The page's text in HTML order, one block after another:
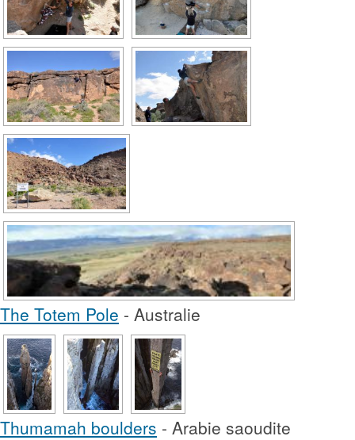
The Totem Pole - Australie
Thumamah boulders - Arabie saoudite